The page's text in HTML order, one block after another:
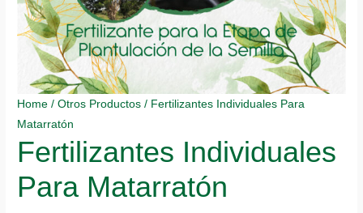
Home /Otros Productos / Fertilizantes Individuales Para
Matarratón
Fertilizantes Individuales
Para Matarratón